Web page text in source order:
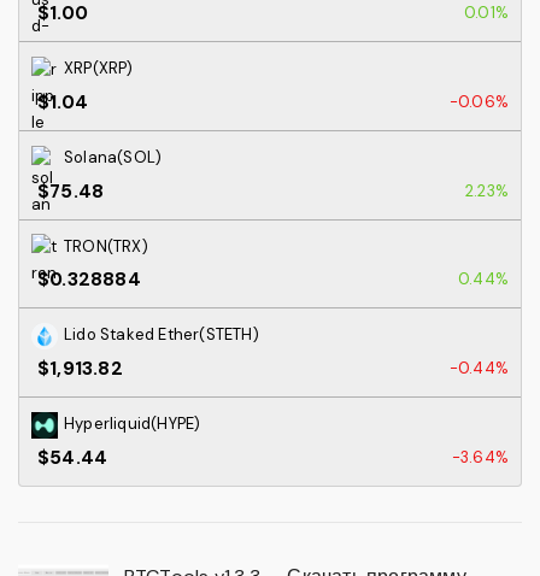
$1.00 0.01%
XRP(XRP)
$1.04 -0.06%
Solana(SOL)
$75.48 2.23%
TRON(TRX)
$0.328884 0.44%
Lido Staked Ether(STETH)
$1,913.82 -0.44%
Hyperliquid(HYPE)
$54.44 -3.64%